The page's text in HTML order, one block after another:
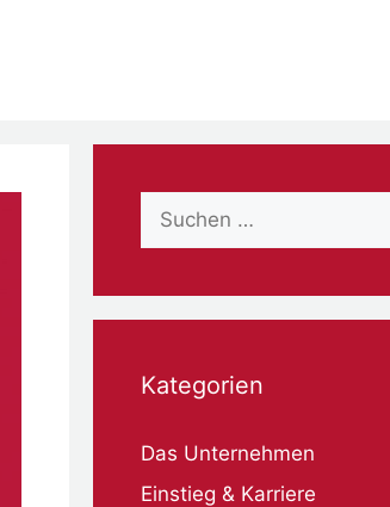
Suche
nach:
Kategorien
Das Unternehmen
Einstieg & Karriere